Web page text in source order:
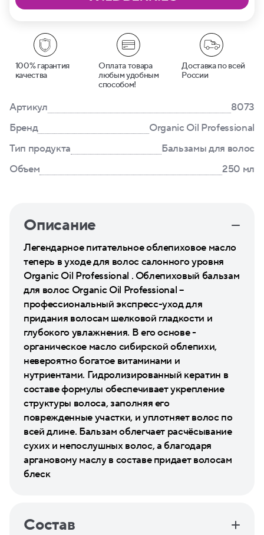
100% гарантия
качества
Оплата товара
любым удобным
способом!
Доставка по всей
России
Артикул
8073
Бренд
Organic Oil Professional
Тип продукта
Бальзамы для волос
Объем
250 мл
Описание
Легендарное питательное облепиховое масло
теперь в уходе для волос салонного уровня
Organic Oil Professional . Облепиховый бальзам
для волос Organic Oil Professional –
профессиональный экспресс-уход для
придания волосам шелковой гладкости и
глубокого увлажнения. В его основе -
органическое масло сибирской облепихи,
невероятно богатое витаминами и
нутриентами. Гидролизированный кератин в
составе формулы обеспечивает укрепление
структуры волоса, заполняя его
поврежденные участки, и уплотняет волос по
всей длине. Бальзам облегчает расчёсывание
сухих и непослушных волос, а благодаря
аргановому маслу в составе придает волосам
блеск
Состав